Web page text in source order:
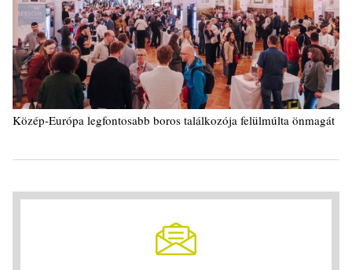
Közép-Európa legfontosabb boros találkozója felülmúlta önmagát